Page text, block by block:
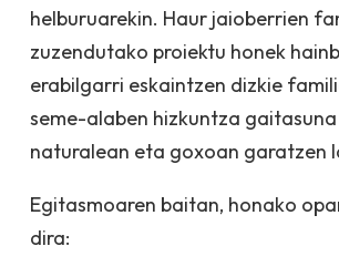
helburuarekin. Haur jaioberrien
zuzendutako proiektu honek
erabilgarri eskaintzen dizkie
seme-alaben hizkuntza
naturalean eta goxoan garatzen
Egitasmoaren baitan, honako
dira: